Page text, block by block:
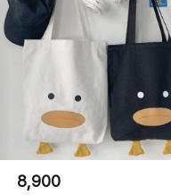
8,900